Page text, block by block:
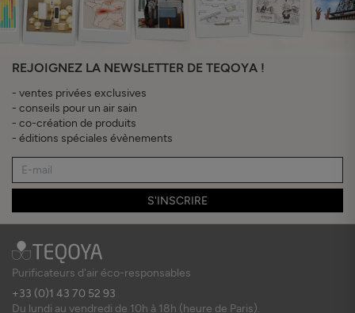
REJOIGNEZ LA NEWSLETTER DE TEQOYA !
- ventes privées exclusives
- conseils pour un air sain
- co-création de produits
- éditions spéciales évènements
S'INSCRIRE
Purificateurs d'air éco-responsables
+33 (0)1 43 70 52 93
Du lundi au vendredi de 10h à 18h (heure de Paris).